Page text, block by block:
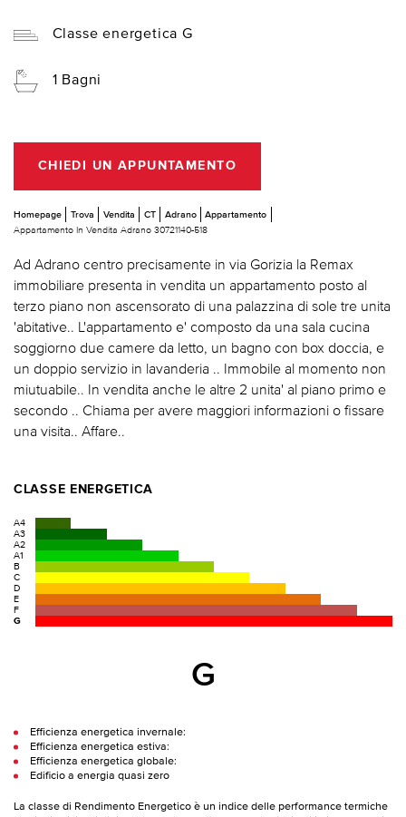
Classe energetica G
1 Bagni
CHIEDI UN APPUNTAMENTO
Homepage Trova Vendita CT Adrano
Appartamento
Appartamento In Vendita Adrano 30721140-518
Ad Adrano centro precisamente in via Gorizia la Remax
immobiliare presenta in vendita un appartamento posto al
terzo piano non ascensorato di una palazzina di sole tre unita
'abitative.. L'appartamento e' composto da una sala cucina
soggiorno due camere da letto, un bagno con box doccia, e
un doppio servizio in lavanderia .. Immobile al momento non
miutuabile.. In vendita anche le altre 2 unita' al piano primo e
secondo .. Chiama per avere maggiori informazioni o fissare
una visita.. Affare..
CLASSE ENERGETICA
A4
A3
A2
A1
B
C
D
E
F
G
G
Efficienza energetica invernale:
Efficienza energetica estiva:
Efficienza energetica globale:
Edificio a energia quasi zero
La classe di Rendimento Energetico è un indice delle performance termiche